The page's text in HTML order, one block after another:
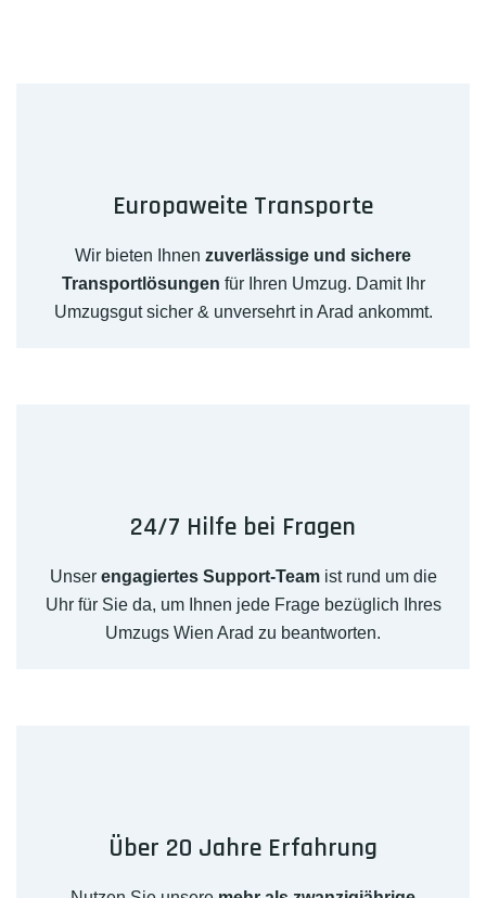
Europaweite Transporte
Wir bieten Ihnen zuverlässige und sichere
Transportlösungen für Ihren Umzug. Damit Ihr
Umzugsgut sicher & unversehrt in Arad ankommt.
24/7 Hilfe bei Fragen
Unser engagiertes Support-Teamist rund um die
Uhr für Sie da, um Ihnen jede Frage bezüglich Ihres
Umzugs Wien Arad zu beantworten.
Über 20 Jahre Erfahrung